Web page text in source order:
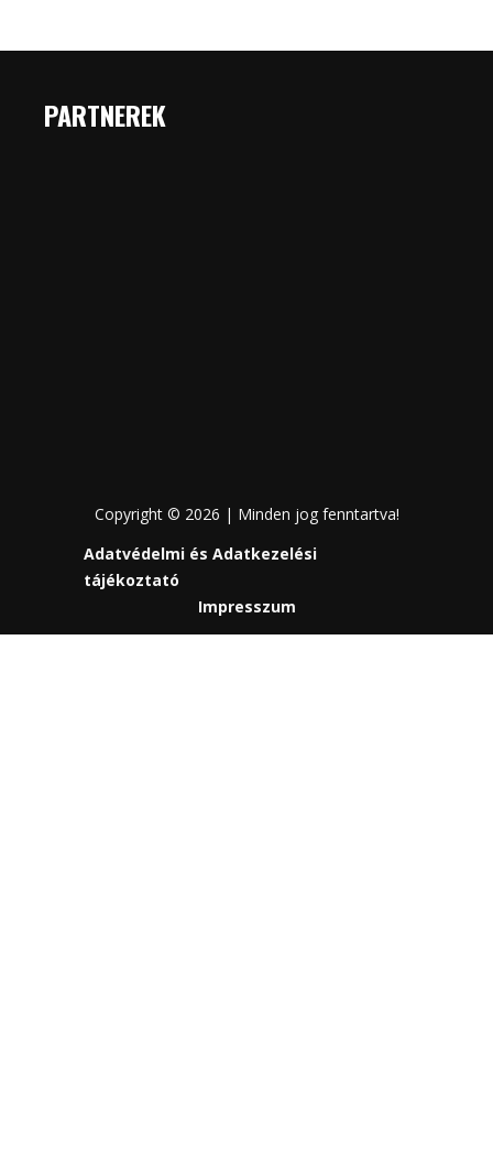
PARTNEREK
Copyright © 2026 | Minden jog fenntartva!
Adatvédelmi és Adatkezelési
tájékoztató
Impresszum